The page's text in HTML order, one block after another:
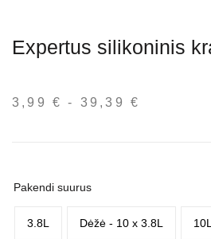
Expertus silikoninis
3,99 € - 39,39€
Pakendi suurus
3.8L Dėžė - 10 x 3.8L 10L